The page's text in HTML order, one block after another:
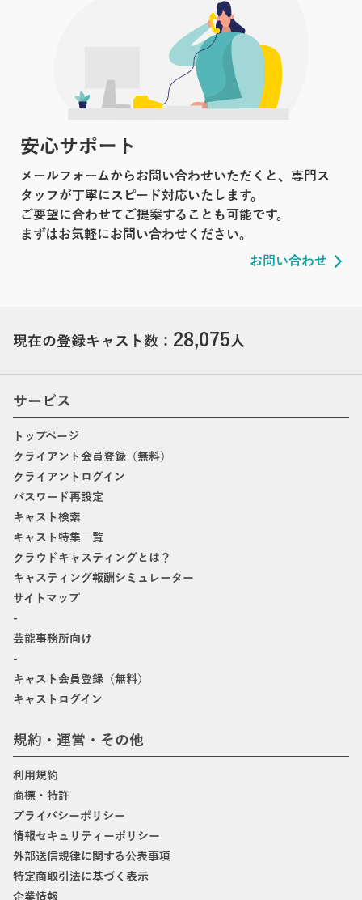
安心サポート
メールフォームからお問い合わせいただくと、専門ス
タッフが丁寧にスピード対応いたします。
ご要望に合わせてご提案することも可能です。
まずはお気軽にお問い合わせください。
お問い合わせ
現在の登録キャスト数： 28,075人
サービス
トップページ
クライアント会員登録（無料）
クライアントログイン
パスワード再設定
キャスト検索
キャスト特集一覧
クラウドキャスティングとは？
キャスティング報酬シミュレーター
サイトマップ
-
芸能事務所向け
-
キャスト会員登録（無料）
キャストログイン
規約・運営・その他
利用規約
商標・特許
プライバシーポリシー
情報セキュリティーポリシー
外部送信規律に関する公表事項
特定商取引法に基づく表示
企業情報